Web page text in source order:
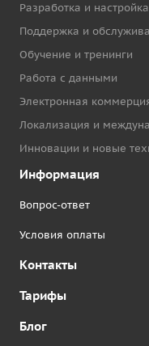
Разработка и
Поддержка и
Обучение и тренинги
Работа с данными
Электронная
Локализация и
Инновации и новые
Информация
Вопрос-ответ
Условия оплаты
Контакты
Тарифы
Блог